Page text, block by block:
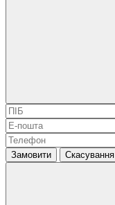
Замовити Скасування